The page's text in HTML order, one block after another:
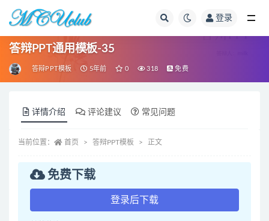
登录
答辩PPT通用模板-35
答辩PPT模板 5年前 0 318 免费
详情介绍 评论建议 常见问题
当前位置： 首页 答辩PPT模板 正文
免费下载
登录后下载